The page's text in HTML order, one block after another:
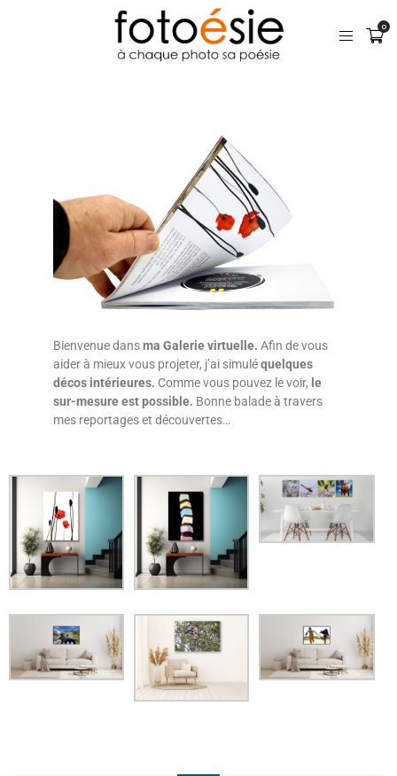
0
Bienvenue dansma Galerie virtuelle. Afin de vous
aider à mieux vous projeter, j’ai simuléquelques
décos intérieures. Comme vous pouvez le voir, le
sur-mesure est possible. Bonne balade à travers
mes reportages et découvertes…